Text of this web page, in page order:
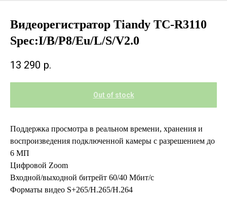
Видеорегистратор Tiandy TC-R3110
Spec:I/B/P8/Eu/L/S/V2.0
13 290 р.
Out of stock
Поддержка просмотра в реальном времени, хранения и
воспроизведения подключенной камеры с разрешением до
6 МП
Цифровой Zoom
Входной/выходной битрейт 60/40 Мбит/c
Форматы видео S+265/H.265/H.264